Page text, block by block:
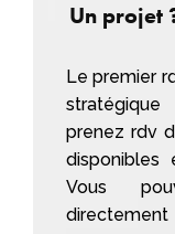
Un projet
Le premier
prenez rdv
Vous